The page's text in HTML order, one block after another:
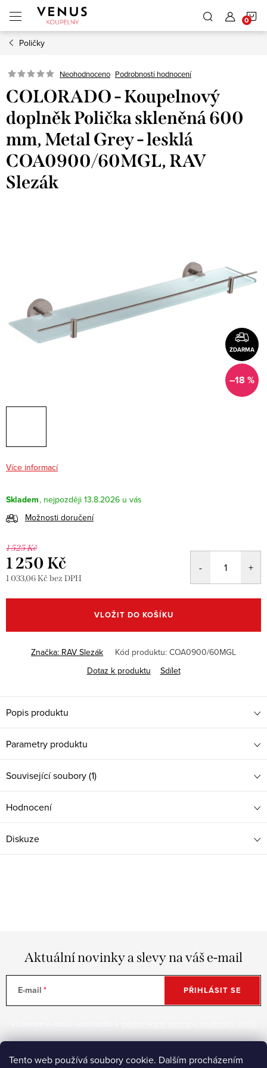
Tento web používá soubory cookie. Dalším procházením
obsah
Poličky
Neohodnoceno Podrobnosti hodnocení
COLORADO - Koupelnový
doplněk Polička skleněná 600
mm, Metal Grey - lesklá
COA0900/60MGL, RAV
Slezák
ZDARMA
–18 %
Více informací
Skladem
13.8.2026
Možnosti doručení
1 525 Kč
1 250 Kč
1 033,06 Kč bez DPH
cena:
VLOŽIT DO KOŠÍKU
Značka: RAV Slezák Kód produktu: COA0900/60MGL
Dotaz k produktu
Sdílet
Popis produktu
Parametry produktu
Související soubory (1)
Hodnocení
Diskuze
Aktuální novinky a slevy na váš e-mail
E-mail PŘIHLÁSIT SE